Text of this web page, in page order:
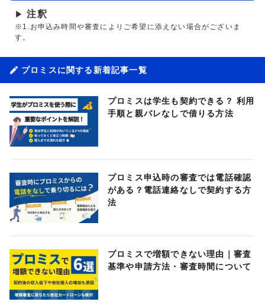
▶ 注釈
※1.お申込み時間や審査によりご希望に添えない場合がございま
す。
プロミスに関する新着記事一覧
プロミスは学生も契約できる？ 利用
手順と親バレなしで借りる方法
プロミス申込時の審査では電話確認
がある？電話連絡なしで契約する方
法
プロミスで増額できない理由｜審査
基準や申請方法・審査時間について